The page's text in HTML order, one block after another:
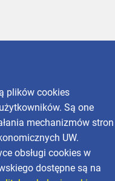
plików cookies
Są one
mechanizmów stron
UW.
obsługi cookies w
dostępne są na